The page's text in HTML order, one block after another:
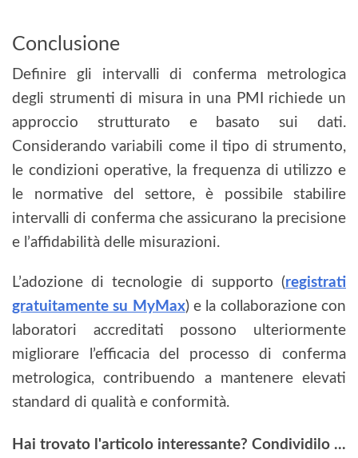
Conclusione
Definire gli intervalli di conferma metrologica
degli strumenti di misura in una PMI richiede un
approccio strutturato e basato sui dati.
Considerando variabili come il tipo di strumento,
le condizioni operative, la frequenza di utilizzo e
le normative del settore, è possibile stabilire
intervalli di conferma che assicurano la precisione
e l’affidabilità delle misurazioni.
L’adozione di tecnologie di supporto (registrati
gratuitamente su MyMax) e la collaborazione con
laboratori accreditati possono ulteriormente
migliorare l’efficacia del processo di conferma
metrologica, contribuendo a mantenere elevati
standard di qualità e conformità.
Hai trovato l'articolo interessante? Condividilo ...